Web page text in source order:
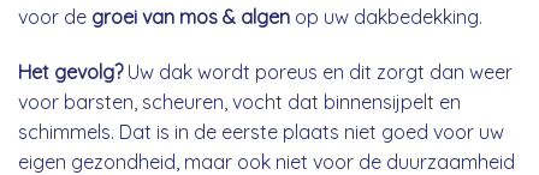
voor de groei van mos & algen op uw dakbedekking.
Het gevolg?Uw dak wordt poreus en dit zorgt dan weer
voor barsten, scheuren, vocht dat binnensijpelt en
schimmels. Dat is in de eerste plaats niet goed voor uw
eigen gezondheid, maar ook niet voor de duurzaamheid